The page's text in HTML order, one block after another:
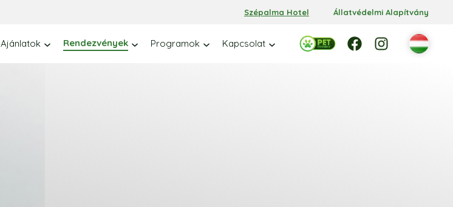
Szépalma Hotel Állatvédelmi Alapítvány
Ajánlatok Rendezvények Programok Kapcsolat
Facebook FacebookInstagram